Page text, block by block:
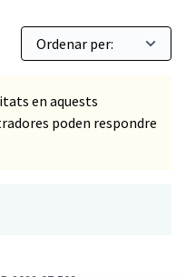
en aquests
poden respondre